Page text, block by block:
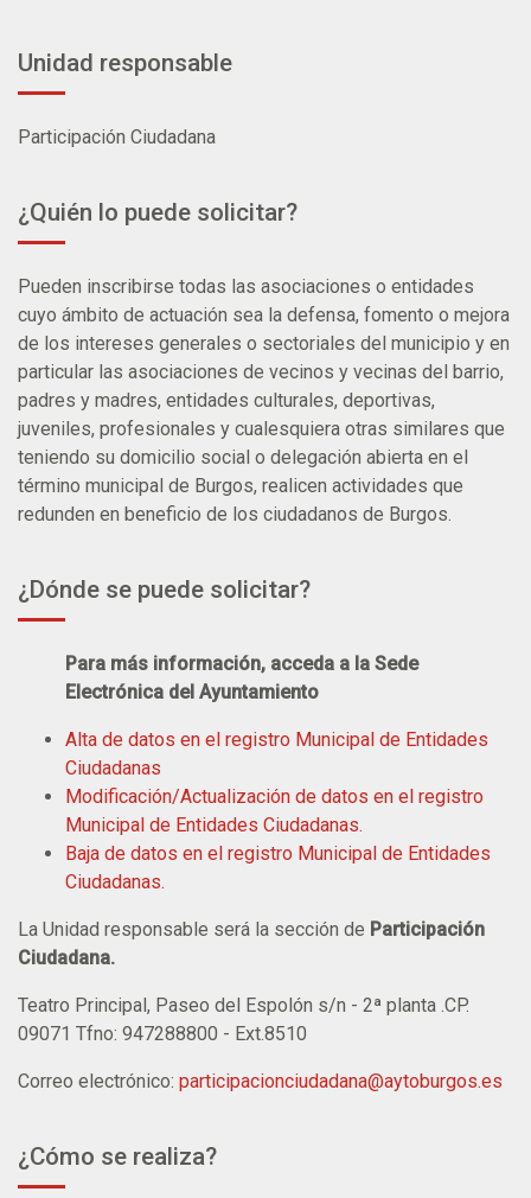
Unidad responsable
Participación Ciudadana
¿Quién lo puede solicitar?
Pueden inscribirse todas las asociaciones o entidades
cuyo ámbito de actuación sea la defensa, fomento o mejora
de los intereses generales o sectoriales del municipio y en
particular las asociaciones de vecinos y vecinas del barrio,
padres y madres, entidades culturales, deportivas,
juveniles, profesionales y cualesquiera otras similares que
teniendo su domicilio social o delegación abierta en el
término municipal de Burgos, realicen actividades que
redunden en beneficio de los ciudadanos de Burgos.
¿Dónde se puede solicitar?
Para más información, acceda a la Sede
Electrónica del Ayuntamiento
Alta de datos en el registro Municipal de Entidades
Ciudadanas
Modificación/Actualización de datos en el registro
Municipal de Entidades Ciudadanas.
Baja de datos en el registro Municipal de Entidades
Ciudadanas.
La Unidad responsable será la sección de Participación
Ciudadana.
Teatro Principal, Paseo del Espolón s/n - 2ª planta .CP.
09071 Tfno: 947288800 - Ext.8510
Correo electrónico: participacionciudadana@aytoburgos.es
¿Cómo se realiza?